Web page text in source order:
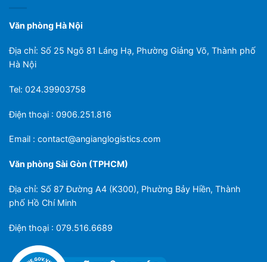
Văn phòng Hà Nội
Địa chỉ: Số 25 Ngõ 81 Láng Hạ, Phường Giảng Võ, Thành phố
Hà Nội
Tel: 024.39903758
Điện thoại : 0906.251.816
Email : contact@angianglogistics.com
Văn phòng Sài Gòn (TPHCM)
Địa chỉ: Số 87 Đường A4 (K300), Phường Bảy Hiền, Thành
phố Hồ Chí Minh
Điện thoại : 079.516.6689